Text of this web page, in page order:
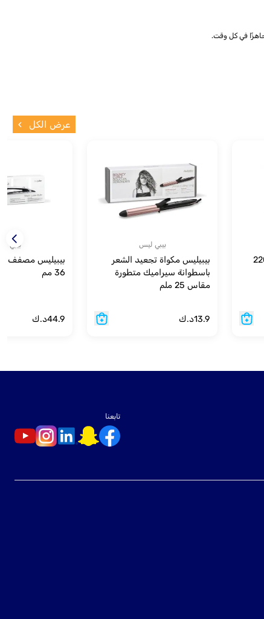
في كل وقت.
عرض الكل
الشعر 2200
بيبي ليس
بيبيليس مكواة تجعيد الشعر
باسطوانة سيراميك متطورة
مقاس 25 ملم
13.9د.ك
بيبي
بيبيليس مصفف
36 مم
44.9د.ك
تابعنا